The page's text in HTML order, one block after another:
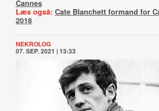
Cannes
Læs også: Cate Blanchett formand for
2018
NEKROLOG
07. SEP. 2021 | 13:33